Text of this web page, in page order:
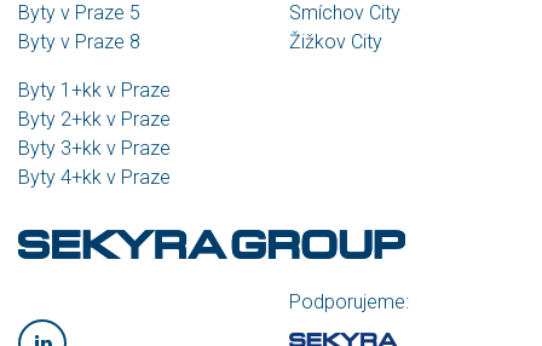
Smíchov City
Žižkov City
Byty v Praze 5
Byty v Praze 8
Byty 1+kk v Praze
Byty 2+kk v Praze
Byty 3+kk v Praze
Byty 4+kk v Praze
Podporujeme: